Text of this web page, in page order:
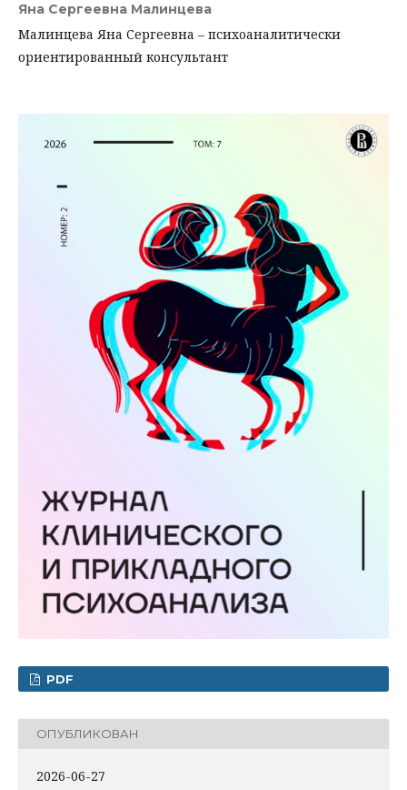
Яна Сергеевна Малинцева
Малинцева Яна Сергеевна – психоаналитически
ориентированный консультант
PDF
ОПУБЛИКОВАН
2026-06-27